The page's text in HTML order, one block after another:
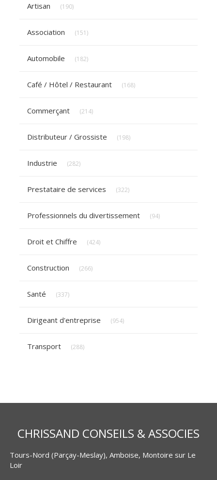
Artisan (190)
Association (151)
Automobile (182)
Café / Hôtel / Restaurant (168)
Commerçant (214)
Distributeur / Grossiste (198)
Industrie (282)
Prestataire de services (322)
Professionnels du divertissement (94)
Droit et Chiffre (424)
Construction (266)
Santé (337)
Dirigeant d'entreprise (954)
Transport (288)
CHRISSAND CONSEILS & ASSOCIES
Tours-Nord (Parçay-Meslay), Amboise, Montoire sur Le
Loir